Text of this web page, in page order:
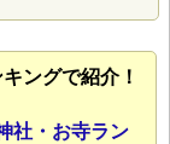
ングで紹介！
社・お寺ラン